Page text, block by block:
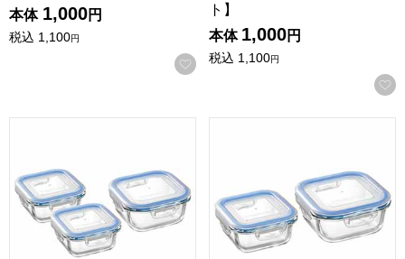
本体 1,000円
税込 1,100円
お気に入りに登録する
ト】
本体 1,000円
税込 1,100円